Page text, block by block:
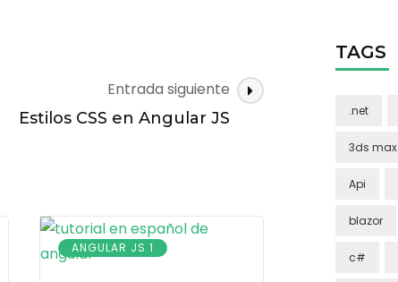
Entrada siguiente
Estilos CSS en Angular JS
ANGULAR JS 1
TAGS
.net
3ds max
Api
blazor
c#